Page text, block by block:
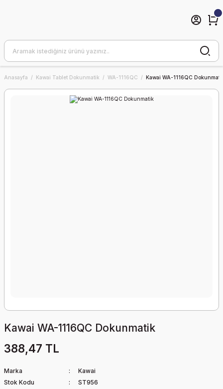
Anasayfa Kawai Tablet Dokunmatik WA-1116QC Kawai WA-1116QC
Kawai WA-1116QC Dokunmatik
388,47 TL
Marka
Kawai
Stok Kodu
ST956